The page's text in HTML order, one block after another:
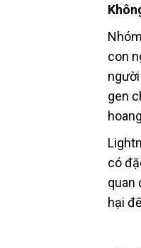
con
gen
có
quan
hại